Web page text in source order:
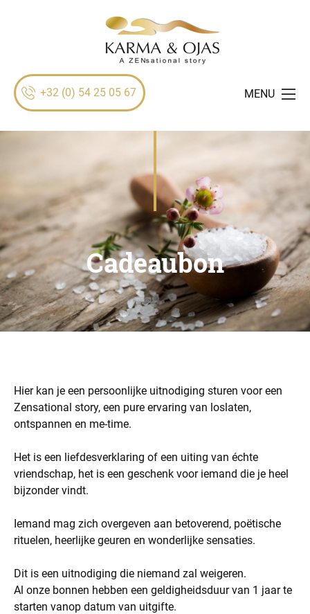
+32 (0) 54 25 05 67 MENU
Cadeaubon
Hier kan je een persoonlijke uitnodiging sturen voor een
Zensational story, een pure ervaring van loslaten,
ontspannen en me-time.
Het is een liefdesverklaring of een uiting van échte
vriendschap, het is een geschenk voor iemand die je heel
bijzonder vindt.
Iemand mag zich overgeven aan betoverend, poëtische
rituelen, heerlijke geuren en wonderlijke sensaties.
Dit is een uitnodiging die niemand zal weigeren.
Al onze bonnen hebben een geldigheidsduur van 1 jaar te
starten vanop datum van uitgifte.